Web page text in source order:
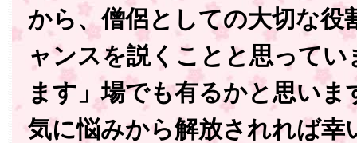
から、僧侶としての大切な役
ャンスを説くことと思ってい
ます」場でも有るかと思いま
気に悩みから解放されれば幸